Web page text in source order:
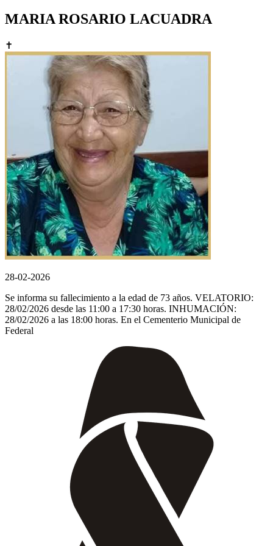
MARIA ROSARIO LACUADRA
✝
28-02-2026
Se informa su fallecimiento a la edad de 73 años. VELATORIO:
28/02/2026 desde las 11:00 a 17:30 horas. INHUMACIÓN:
28/02/2026 a las 18:00 horas. En el Cementerio Municipal de
Federal